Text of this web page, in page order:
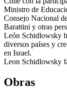
Ministro de
Consejo Nacional
Barattini y otras
León Schidlowsky
diversos países y
en Israel.
Leon Schidlowsky
Obras